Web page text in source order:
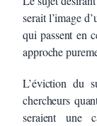
serait l’image
qui passent en
approche
L’éviction du
chercheurs
seraient une